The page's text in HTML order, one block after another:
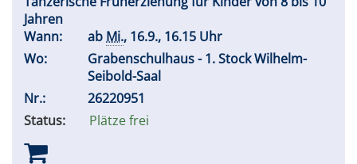
Jahren
Wann:
ab Mi., 16.9., 16.15 Uhr
Wo:
Grabenschulhaus - 1. Stock Wilhelm-
Seibold-Saal
Nr.:
26220951
Status:
Plätze frei